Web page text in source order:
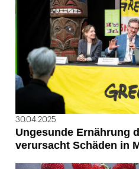
30.04.2025
Ungesunde Ernährung
verursacht Schäden in